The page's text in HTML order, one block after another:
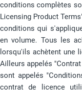
conditions complètes
Licensing Product
conditions qui
en volume. Tous les
lorsqu'ils achètent une
Ailleurs appelés
sont appelés
contrat de licence